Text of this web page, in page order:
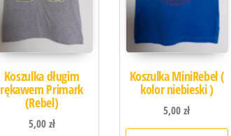
Koszulka długim
rękawem Primark
(Rebel)
5,00zł
Koszulka MiniRebel (
kolor niebieski )
5,00zł